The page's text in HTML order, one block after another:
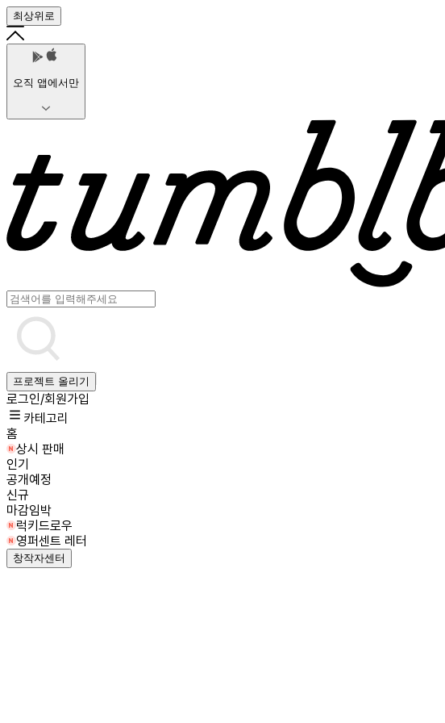
최상위로
오직 앱에서만
프로젝트 올리기
로그인/회원가입
카테고리
홈
상시 판매
인기
공개예정
신규
마감임박
럭키드로우
영퍼센트 레터
창작자센터